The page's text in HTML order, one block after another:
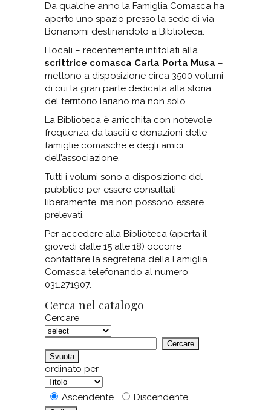
Da qualche anno la Famiglia Comasca ha
aperto uno spazio presso la sede di via
Bonanomi destinandolo a Biblioteca.
I locali – recentemente intitolati alla
scrittrice comasca Carla Porta Musa –
mettono a disposizione circa 3500 volumi
di cui la gran parte dedicata alla storia
del territorio lariano ma non solo.
La Biblioteca è arricchita con notevole
frequenza da lasciti e donazioni delle
famiglie comasche e degli amici
dell’associazione.
Tutti i volumi sono a disposizione del
pubblico per essere consultati
liberamente, ma non possono essere
prelevati.
Per accedere alla Biblioteca (aperta il
giovedì dalle 15 alle 18) occorre
contattare la segreteria della Famiglia
Comasca telefonando al numero
031.271907.
Cerca nel catalogo
Cercare
ordinato per
Ascendente Discendente